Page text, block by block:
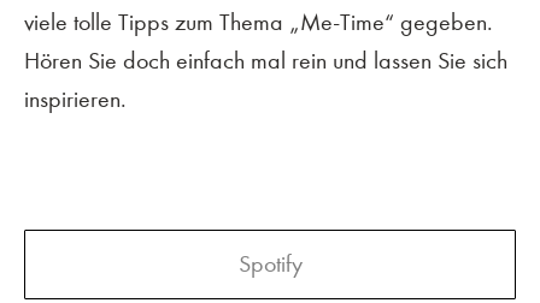
viele tolle Tipps zum Thema „Me-Time“ gegeben.
Hören Sie doch einfach mal rein und lassen Sie sich
inspirieren.
Spotify